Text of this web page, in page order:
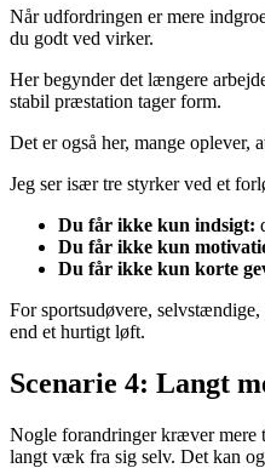
Når udfordringen er mere
du godt ved virker.
Her begynder det længere
stabil præstation tager form.
Det er også her, mange oplever,
Jeg ser især tre styrker ved et
Du får ikke kun indsigt:
Du får ikke kun
Du får ikke kun korte
For sportsudøvere,
end et hurtigt løft.
Scenarie 4: Langt
Nogle forandringer kræver mere
langt væk fra sig selv. Det kan